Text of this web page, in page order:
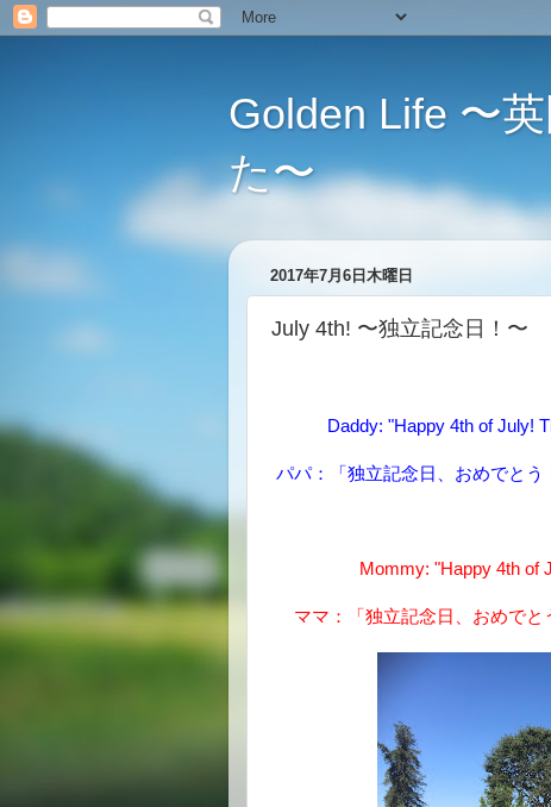
Golden Life 〜
た〜
2017年7月6日木曜日
July 4th! 〜独立記念日！〜
Daddy: "Happy 4th of July!
パパ：「独立記念日、おめでと
Mommy: "Happy 4th of
ママ：「独立記念日、おめでと